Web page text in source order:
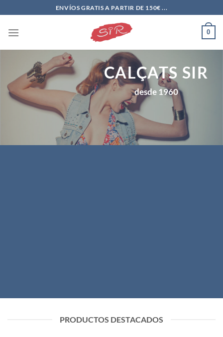
al
contenido
ENVÍOS GRATIS A PARTIR DE 150€ ...
0
CALÇATS SIR
desde 1960
PRODUCTOS DESTACADOS